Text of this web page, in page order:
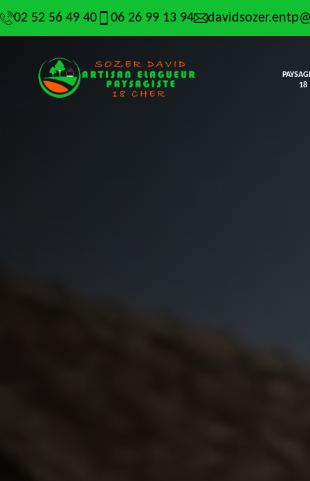
02 52 56 49 40 06 26 99 13 94
18